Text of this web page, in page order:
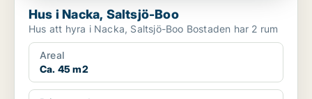
Hus i Nacka, Saltsjö-Boo
Hus att hyra i Nacka, Saltsjö-Boo Bostaden har 2 rum
Areal
Ca. 45 m2